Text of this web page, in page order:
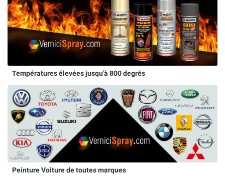
Températures élevées jusqu'à 800 degrés
Peinture Voiture de toutes marques